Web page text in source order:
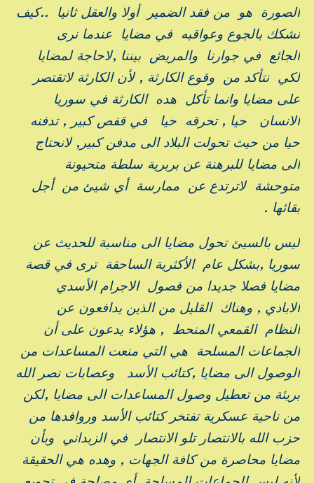
الصورة هو من فقد الضمير أولا والعقل ثانيا ..كيف
نشكك بالجوع وعواقبه في مضايا عندما نرى
الجائع في جوارنا والمريض بيننا ,لاحاجة لمضايا
لكي نتأكد من وقوع الكارثة , لأن الكارثة لاتقتصر
على مضايا وانما تأكل هده الكارثة في سوريا
الانسان حيا , تحرقه حيا في قفص كبير , تدفنه
حيا من حيث تحولت البلاد الى مدفن كبير, لانحتاج
الى مضايا للبرهنة عن بربرية سلطة متحيونة
متوحشة لاترتدع عن ممارسة أي شيئ من أجل
بقائها .
ليس بالسيئ تحول مضايا الى مناسبة للحديث عن
سوريا ,بشكل عام الأكثرية الساحقة ترى في قصة
مضايا فصلا جديدا من فصول الاجرام الأسدي
الابادي , وهناك القليل من الذين يدافعون عن
النظام القمعي المنحط , هؤلاء يدعون على أن
الجماعات المسلحة هي التي منعت المساعدات من
الوصول الى مضايا ,كتائب الأسد وعصابات نصر الله
بريئة من تعطيل وصول المساعدات الى مضايا ,لكن
من ناحية عسكرية تفتخر كتائب الأسد وروافدها من
حزب الله بالانتصار تلو الانتصار في الزبداني وبأن
مضايا محاصرة من كافة الجهات , وهده هي الحقيقة